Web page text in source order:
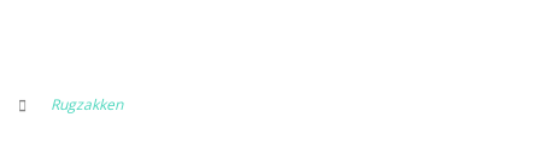
Rugzakken